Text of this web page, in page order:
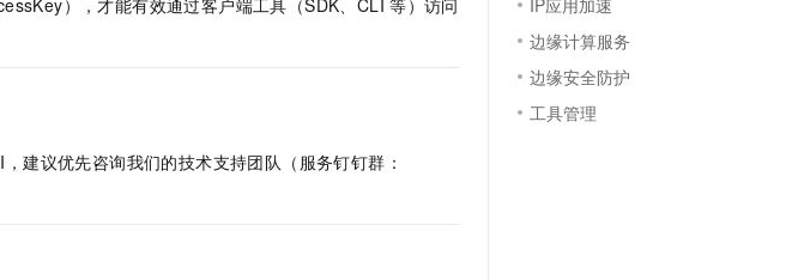
），才能有效通过客户端工具（SDK、CLI 等）访问
建议优先咨询我们的技术支持团队（服务钉钉群：
IP应用加速
边缘计算服务
边缘安全防护
工具管理
解决方案
能体
面向真实软件的智能体编程平台
千问办公 NEW
TokenPlan 客户专享 AI智能应用，一键激活高效办公新体验 精选AI产品，从模型到应用全链提效
AI 用量加速计划
新老同享，达量后返
Red Hat
模板建站
堡垒机
防火墙
主机安全